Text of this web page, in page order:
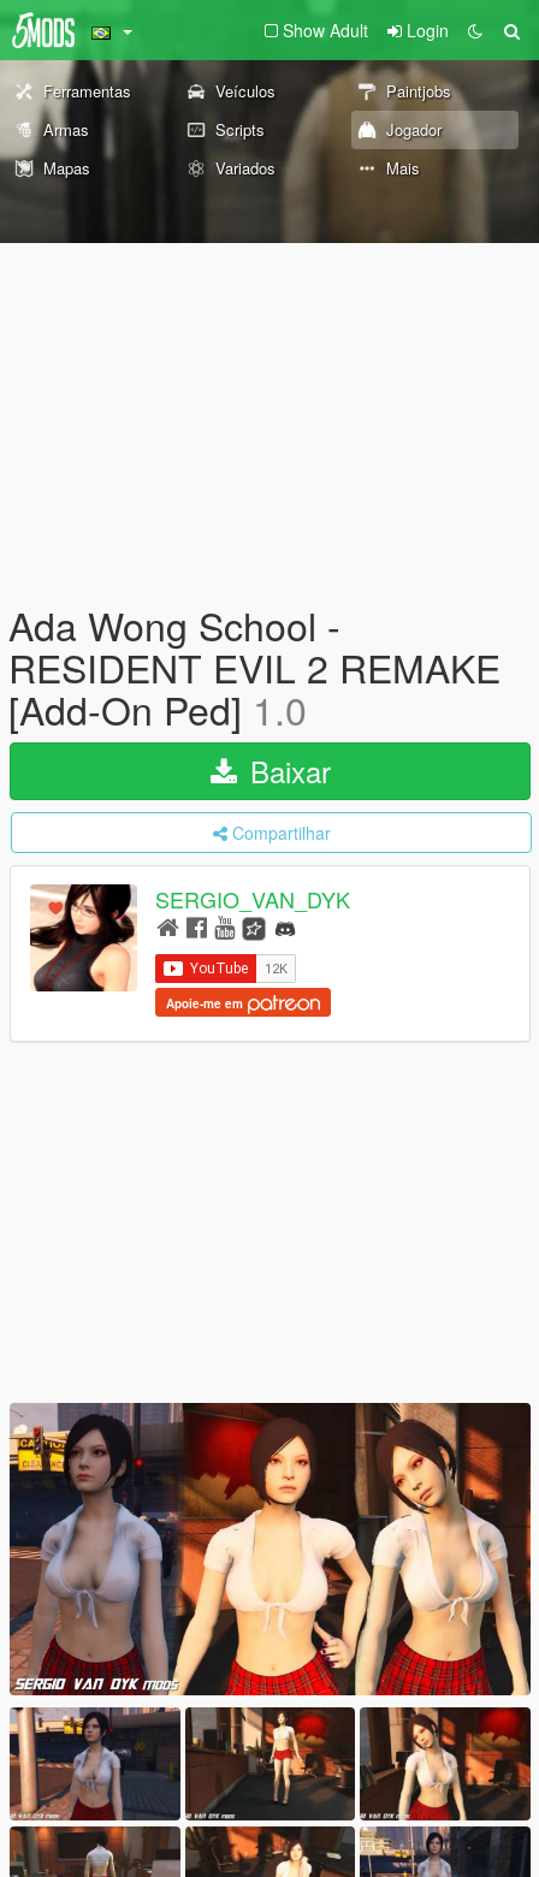
Show Adult Login
Ferramentas Veículos
Paintjobs
Armas
Scripts
Jogador
Mapas
Variados Mais
Ada Wong School -
RESIDENT EVIL 2 REMAKE
[Add-On Ped] 1.0
Baixar
Compartilhar
SERGIO_VAN_DYK
Apoie-me em